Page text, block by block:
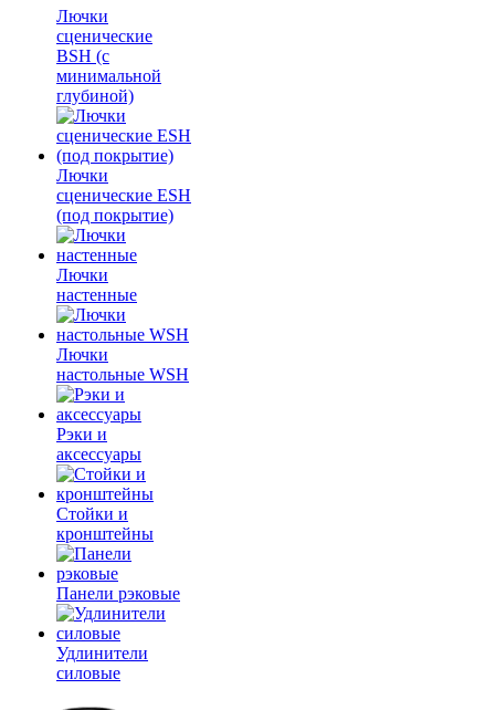
Лючки
сценические
BSH (с
минимальной
глубиной)
Лючки
сценические ESH
(под покрытие)
Лючки
настенные
Лючки
настольные WSH
Рэки и
аксессуары
Стойки и
кронштейны
Панели рэковые
Удлинители
силовые